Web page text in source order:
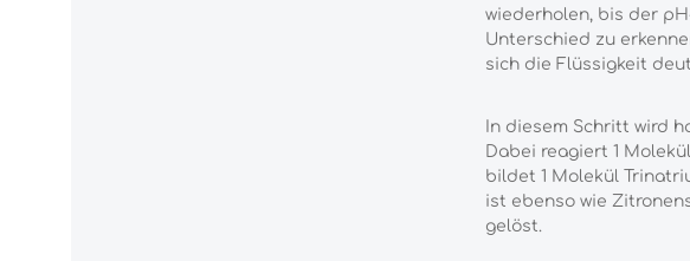
wiederholen, bis der
Unterschied zu
sich die Flüssigkeit
In diesem Schritt wird
Dabei reagiert 1
bildet 1 Molekül
ist ebenso wie
gelöst.